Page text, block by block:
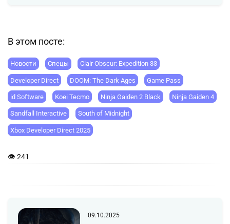
В этом посте:
Новости Спецы Clair Obscur: Expedition 33
Developer Direct DOOM: The Dark Ages Game Pass
id Software Koei Tecmo Ninja Gaiden 2 Black Ninja Gaiden 4
Sandfall Interactive South of Midnight
Xbox Developer Direct 2025
👁 241
09.10.2025